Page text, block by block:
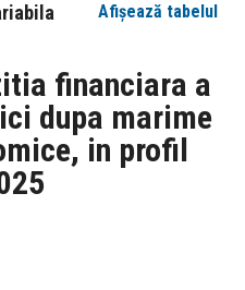
Afișează tabelul
financiara a
dupa marime
in profil